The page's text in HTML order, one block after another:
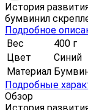
История
бумвинил
Подробное
Вес
400 г
Цвет
Синий
Материал
Подробные
Обзор